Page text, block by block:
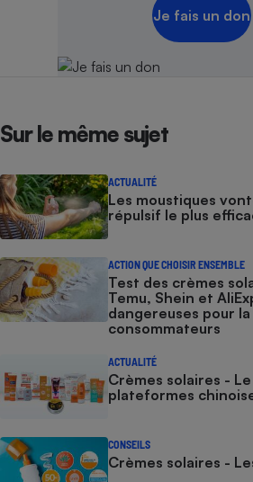
Je fais un don
Sur le même sujet
ACTUALITÉ
Les moustiques
répulsif le plus
ACTION QUE CHOISIR ENSEMBLE
Test des crèmes
Temu, Shein et
dangereuses pour
consommateurs
ACTUALITÉ
Crèmes solaires -
plateformes
CONSEILS
Crèmes solaires -